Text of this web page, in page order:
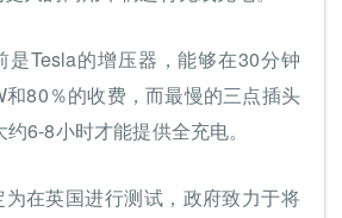
是Tesla的增压器，能够在30分钟
80％的收费，而最慢的三点插头
6-8小时才能提供全充电。
在英国进行测试，政府致力于将